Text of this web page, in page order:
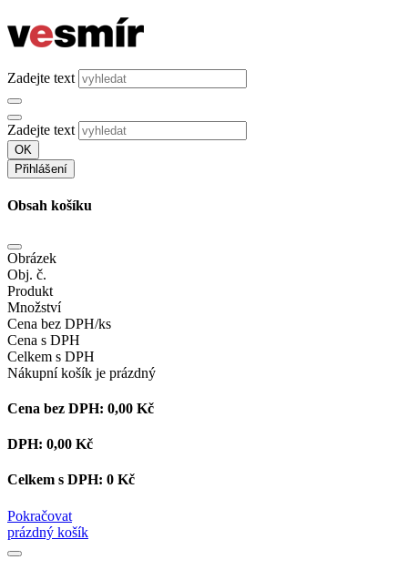
Zadejte text
Zadejte text
OK
Přihlášení
Obsah košíku
Obrázek
Obj. č.
Produkt
Množství
Cena bez DPH/ks
Cena s DPH
Celkem s DPH
Nákupní košík je prázdný
Cena bez DPH: 0,00 Kč
DPH: 0,00 Kč
Celkem s DPH: 0 Kč
Pokračovat
prázdný košík